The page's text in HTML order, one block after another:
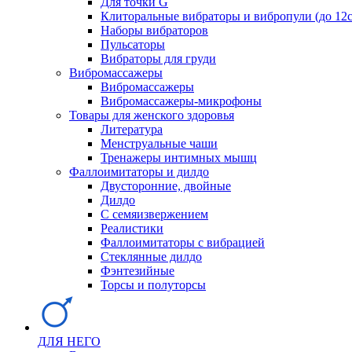
Клиторальные вибраторы и вибропули (до
Наборы вибраторов
Пульсаторы
Вибраторы для груди
Вибромассажеры
Вибромассажеры
Вибромассажеры-микрофоны
Товары для женского здоровья
Литература
Менструальные чаши
Тренажеры интимных мышц
Фаллоимитаторы и дилдо
Двусторонние, двойные
Дилдо
С семяизвержением
Реалистики
Фаллоимитаторы с вибрацией
Стеклянные дилдо
Фэнтезийные
Торсы и полуторсы
ДЛЯ НЕГО